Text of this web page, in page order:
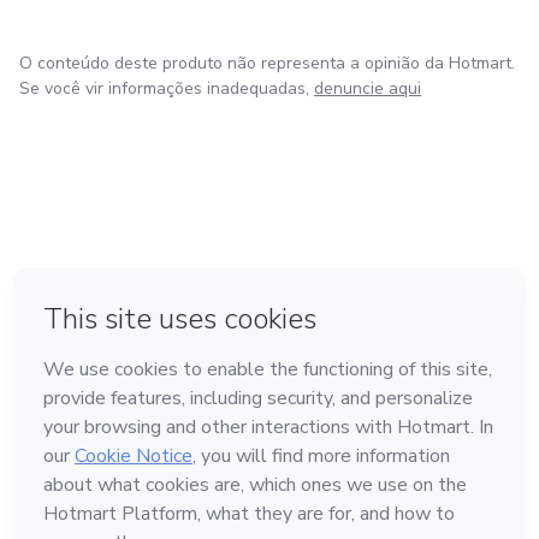
O conteúdo deste produto não representa a opinião da Hotmart.
Se você vir informações inadequadas, denuncie aqui
Feito com ❤ em Bogotá
Conheça a Hotmart
Idioma